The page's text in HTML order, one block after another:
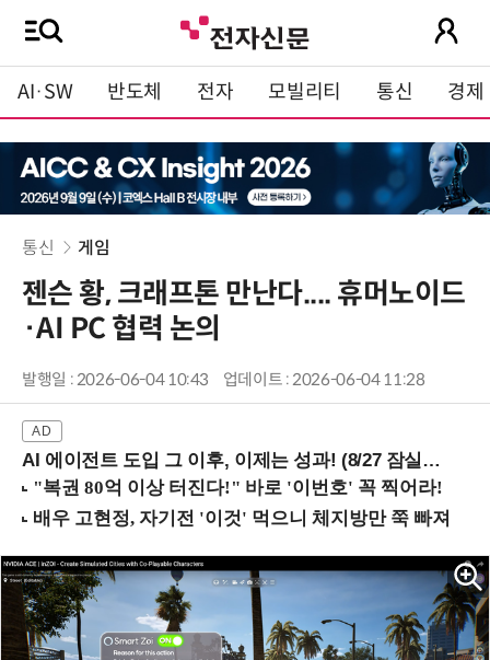
AI·SW 반도체 전자 모빌리티 통신 경제
통신 게임
젠슨 황, 크래프톤 만난다.... 휴머노이드
·AI PC 협력 논의
발행일 : 2026-06-04 10:43 업데이트 : 2026-06-04 11:28
AI 에이전트 도입 그 이후, 이제는 성과! (8/27 잠실역)